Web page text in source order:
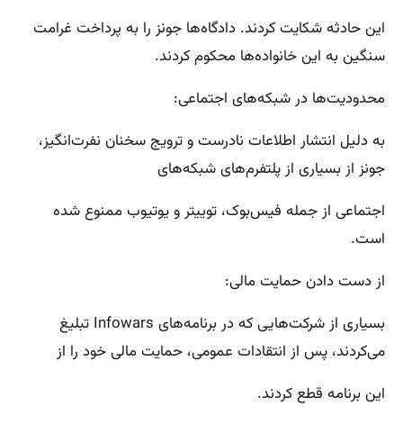
این حادثه شکایت کردند. دادگاه‌ها جونز را به پرداخت غرامت
سنگین به این خانواده‌ها محکوم کردند.
محدودیت‌ها در شبکه‌های اجتماعی:
به دلیل انتشار اطلاعات نادرست و ترویج سخنان نفرت‌انگیز،
جونز از بسیاری از پلتفرم‌های شبکه‌های
اجتماعی از جمله فیس‌بوک، توییتر و یوتیوب ممنوع شده
است.
از دست دادن حمایت مالی:
بسیاری از شرکت‌هایی که در برنامه‌های Infowars تبلیغ
می‌کردند، پس از انتقادات عمومی، حمایت مالی خود را از
این برنامه قطع کردند.